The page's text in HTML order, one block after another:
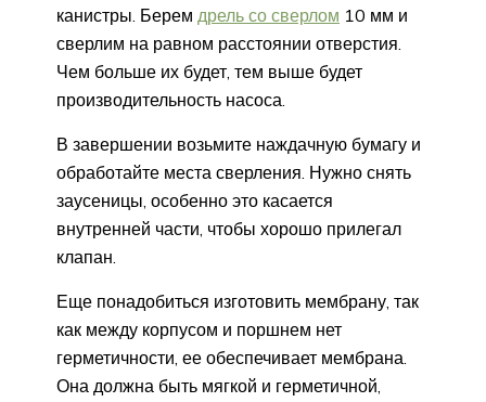
канистры. Берем дрель со сверлом 10 мм и
сверлим на равном расстоянии отверстия.
Чем больше их будет, тем выше будет
производительность насоса.
В завершении возьмите наждачную бумагу и
обработайте места сверления. Нужно снять
заусеницы, особенно это касается
внутренней части, чтобы хорошо прилегал
клапан.
Еще понадобиться изготовить мембрану, так
как между корпусом и поршнем нет
герметичности, ее обеспечивает мембрана.
Она должна быть мягкой и герметичной,